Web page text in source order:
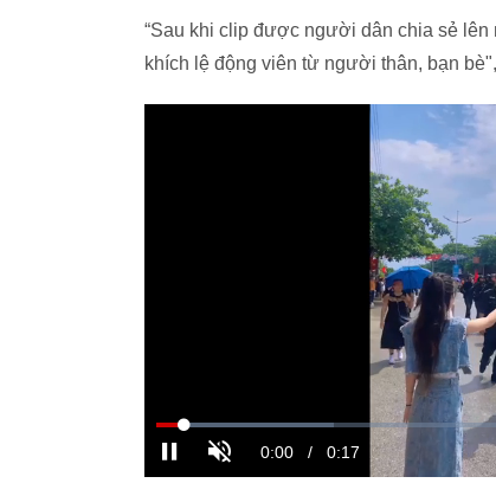
“Sau khi clip được người dân chia sẻ
khích lệ động viên từ người thân, bạn